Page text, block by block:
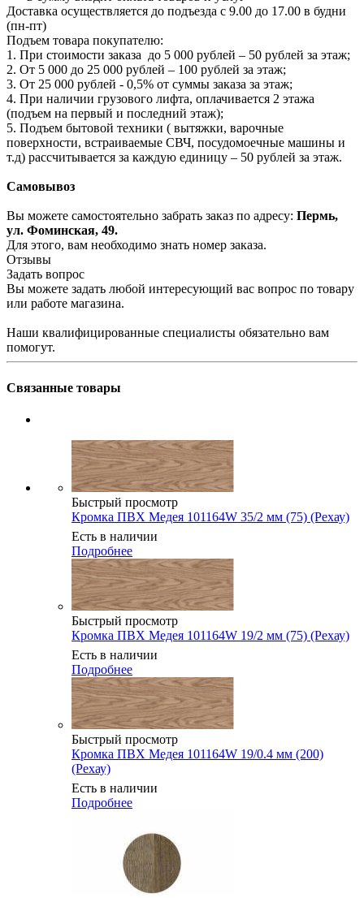
Доставка осуществляется до подъезда с 9.00 до 17.00 в будни
(пн-пт)
Подъем товара покупателю:
1. При стоимости заказа до 5 000 рублей – 50 рублей за этаж;
2. От 5 000 до 25 000 рублей – 100 рублей за этаж;
3. От 25 000 рублей - 0,5% от суммы заказа за этаж;
4. При наличии грузового лифта, оплачивается 2 этажа
(подъем на первый и последний этаж);
5. Подъем бытовой техники ( вытяжки, варочные
поверхности, встраиваемые СВЧ, посудомоечные машины и
т.д) рассчитывается за каждую единицу – 50 рублей за этаж.
Самовывоз
Вы можете самостоятельно забрать заказ по адресу: Пермь,
ул. Фоминская, 49.
Для этого, вам необходимо знать номер заказа.
Отзывы
Задать вопрос
Вы можете задать любой интересующий вас вопрос по товару
или работе магазина.
Наши квалифицированные специалисты обязательно вам
помогут.
Связанные товары
Быстрый просмотр
Кромка ПВХ Медея 101164W 35/2 мм (75) (Рехау)
Есть в наличии
Подробнее
Быстрый просмотр
Кромка ПВХ Медея 101164W 19/2 мм (75) (Рехау)
Есть в наличии
Подробнее
Быстрый просмотр
Кромка ПВХ Медея 101164W 19/0.4 мм (200)
(Рехау)
Есть в наличии
Подробнее